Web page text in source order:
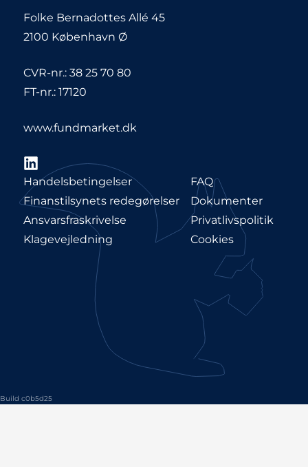
Folke Bernadottes Allé 45
2100 København Ø
CVR-nr.: 38 25 70 80
FT-nr.: 17120
www.fundmarket.dk
LinkedIn
Handelsbetingelser
Finanstilsynets redegørelser
Ansvarsfraskrivelse
Klagevejledning
FAQ
Dokumenter
Privatlivspolitik
Cookies
Build c0b5d25